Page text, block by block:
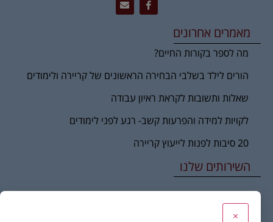
מאמרים אחרונים
מה לספר בקורות החיים?
הורים לילד בשלבי הבחירה הראשונים של קריירה ולימודים
שאלות ותשובות לקראת ראיון עבודה
לקויות למידה והפרעות קשב- רגע לפני לימודים
20 סיבות לפנות לייעוץ קריירה
השירותים שלנו
×